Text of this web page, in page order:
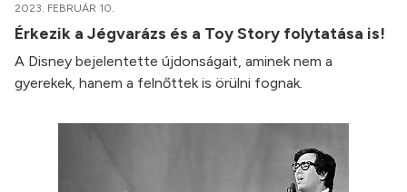
2023. FEBRUÁR 10.
Érkezik a Jégvarázs és a Toy Story folytatása is!
A Disney bejelentette újdonságait, aminek nem a
gyerekek, hanem a felnőttek is örülni fognak.